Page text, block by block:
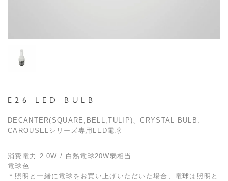
E26 LED BULB
DECANTER(SQUARE,BELL,TULIP)、CRYSTAL BULB、
CAROUSELシリーズ専用LED電球
消費電力:2.0W / 白熱電球20W弱相当
電球色
＊照明と一緒に電球をお買い上げいただいた場合、電球は照明と